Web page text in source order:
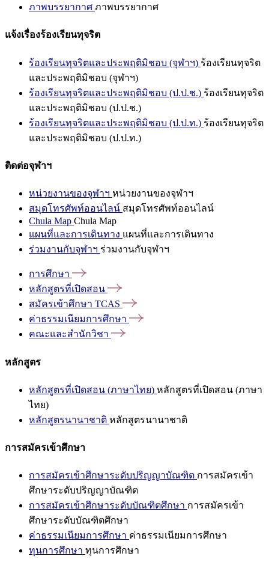
ภาพบรรยากาศ ภาพบรรยากาศ
แจ้งเรื่องร้องเรียนทุจริต
ร้องเรียนทุจริตและประพฤติมิชอบ (จุฬาฯ) ร้องเรียนทุจริต
และประพฤติมิชอบ (จุฬาฯ)
ร้องเรียนทุจริตและประพฤติมิชอบ (ป.ป.ช.) ร้องเรียนทุจริต
และประพฤติมิชอบ (ป.ป.ช.)
ร้องเรียนทุจริตและประพฤติมิชอบ (ป.ป.ท.) ร้องเรียนทุจริต
และประพฤติมิชอบ (ป.ป.ท.)
ติดต่อจุฬาฯ
หน่วยงานของจุฬาฯ หน่วยงานของจุฬาฯ
สมุดโทรศัพท์ออนไลน์ สมุดโทรศัพท์ออนไลน์
Chula Map Chula Map
แผนที่และการเดินทาง แผนที่และการเดินทาง
ร่วมงานกับจุฬาฯ ร่วมงานกับจุฬาฯ
การศึกษา
หลักสูตรที่เปิดสอน
สมัครเข้าศึกษา TCAS
ค่าธรรมเนียมการศึกษา
คณะและสำนักวิชา
หลักสูตร
หลักสูตรที่เปิดสอน (ภาษาไทย) หลักสูตรที่เปิดสอน (ภาษา
ไทย)
หลักสูตรนานาชาติ หลักสูตรนานาชาติ
การสมัครเข้าศึกษา
การสมัครเข้าศึกษาระดับปริญญาบัณฑิต การสมัครเข้า
ศึกษาระดับปริญญาบัณฑิต
การสมัครเข้าศึกษาระดับบัณฑิตศึกษา การสมัครเข้า
ศึกษาระดับบัณฑิตศึกษา
ค่าธรรมเนียมการศึกษา ค่าธรรมเนียมการศึกษา
ทุนการศึกษา ทุนการศึกษา